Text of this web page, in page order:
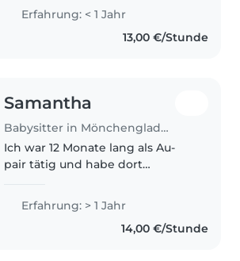
Erfahrung: < 1 Jahr
13,00 €/Stunde
Samantha
Babysitter in Mönchengladbach
Ich war 12 Monate lang als Au-
pair tätig und habe dort
Kinderbetreuung im Alltag
gesammelt vom Wickeln über
Hausaufgabenbetreuung bis hin
Erfahrung: > 1 Jahr
14,00 €/Stunde